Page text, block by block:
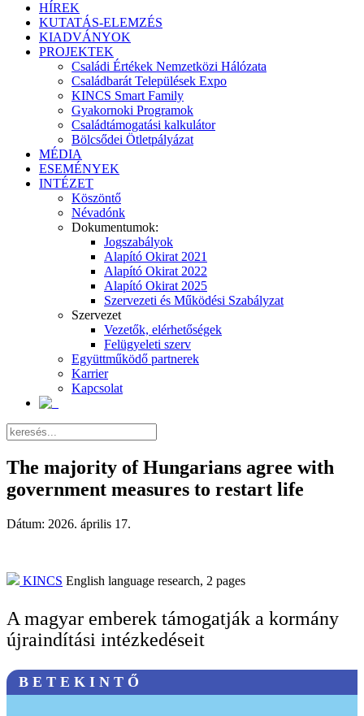
HÍREK
KUTATÁS-ELEMZÉS
KIADVÁNYOK
PROJEKTEK
Családi Értékek Nemzetközi Hálózata
Családbarát Települések Expo
KINCS Smart Family
Gyakornoki Programok
Családtámogatási kalkulátor
Bölcsődei Ötletpályázat
MÉDIA
ESEMÉNYEK
INTÉZET
Köszöntő
Névadónk
Dokumentumok:
Jogszabályok
Alapító Okirat 2021
Alapító Okirat 2022
Alapító Okirat 2025
Szervezeti és Működési Szabályzat
Szervezet
Vezetők, elérhetőségek
Felügyeleti szerv
Együttműködő partnerek
Karrier
Kapcsolat
The majority of Hungarians agree with
government measures to restart life
Dátum: 2026. április 17.
KINCS English language research, 2 pages
A magyar emberek támogatják a kormány
újraindítási intézkedéseit
B E T E K I N T Ő